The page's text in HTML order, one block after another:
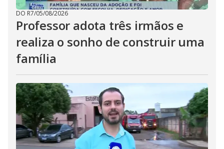
DO R7/05/08/2026
Professor adota três irmãos e
realiza o sonho de construir uma
família